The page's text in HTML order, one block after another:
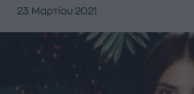
23 Μαρτίου 2021